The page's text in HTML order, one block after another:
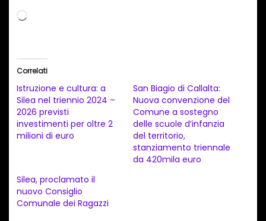
C
i
a
m
e
o
i
Correlati
Istruzione e cultura: a
Silea nel triennio 2024 –
2026 previsti
investimenti per oltre 2
milioni di euro
San Biagio di Callalta:
Nuova convenzione del
Comune a sostegno
delle scuole d’infanzia
del territorio,
stanziamento triennale
da 420mila euro
Silea, proclamato il
nuovo Consiglio
Comunale dei Ragazzi